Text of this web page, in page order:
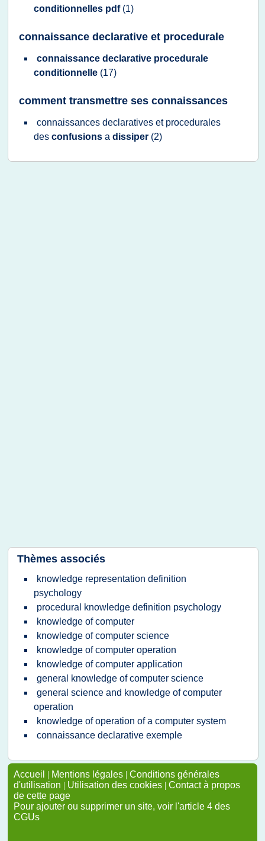
conditionnelles pdf (1)
connaissance declarative et procedurale
connaissance declarative procedurale
conditionnelle (17)
comment transmettre ses connaissances
connaissances declaratives et procedurales
des confusions a dissiper (2)
Thèmes associés
knowledge representation definition
psychology
procedural knowledge definition psychology
knowledge of computer
knowledge of computer science
knowledge of computer operation
knowledge of computer application
general knowledge of computer science
general science and knowledge of computer
operation
knowledge of operation of a computer system
connaissance declarative exemple
Accueil | Mentions légales | Conditions générales
d'utilisation | Utilisation des cookies | Contact à propos
de cette page
Pour ajouter ou supprimer un site, voir l'article 4 des
CGUs